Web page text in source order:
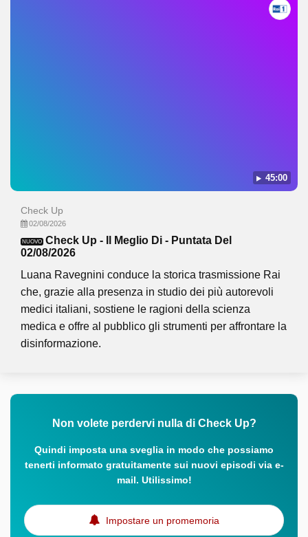
45:00
Check Up
02/08/2026
NUOVO Check Up - Il Meglio Di - Puntata Del
02/08/2026
Luana Ravegnini conduce la storica trasmissione Rai
che, grazie alla presenza in studio dei più autorevoli
medici italiani, sostiene le ragioni della scienza
medica e offre al pubblico gli strumenti per affrontare la
disinformazione.
Non volete perdervi nulla di Check Up?
Quindi imposta una sveglia in modo che possiamo
tenerti informato gratuitamente sui nuovi episodi via e-
mail. Utilissimo!
Impostare un promemoria